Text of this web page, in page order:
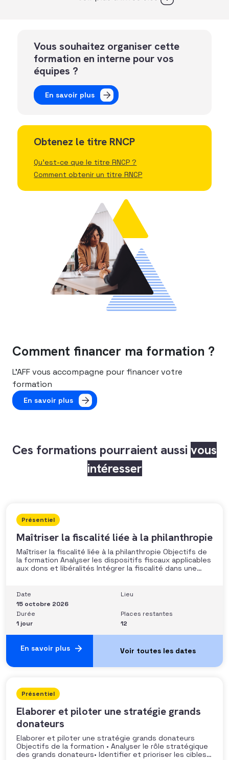
Vous souhaitez organiser cette
formation en interne pour vos
équipes ?
En savoir plus
Obtenez le titre RNCP
Qu'est-ce que le titre RNCP ?
Comment obtenir un titre RNCP
Comment financer ma formation ?
L’AFF vous accompagne pour financer votre
formation
En savoir plus
Ces formations pourraient aussi vous
intéresser
Présentiel
Maîtriser la fiscalité liée à la philanthropie
Maîtriser la fiscalité liée à la philanthropie Objectifs de
la formation Analyser les dispositifs fiscaux applicables
aux dons et libéralités Intégrer la fiscalité dans une
situations nécessitant un arbitrage juridique
Compétences et aptitudes Comprendre les régimes
Date
15 octobre 2026
Lieu
Durée
1 jour
Places restantes
12
En savoir plus
Présentiel
Elaborer et piloter une stratégie grands
donateurs
Elaborer et piloter une stratégie grands donateurs
Objectifs de la formation • Analyser le rôle stratégique
des grands donateurs• Identifier et prioriser les cibles à